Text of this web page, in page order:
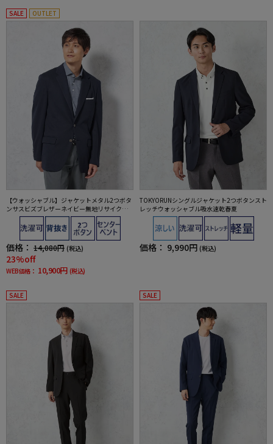
SALE OUTLET
【ウォッシャブル】ジャケットメタル2つボタ
ンサスビズブレザーネイビー無地リサイクル
価格： 14,080円 (税込)
23%off
WEB価格： 10,900円 (税込)
TOKYORUNシングルジャケット2つボタンスト
レッチウォッシャブル吸水速乾春夏
価格： 9,990円 (税込)
SALE SALE